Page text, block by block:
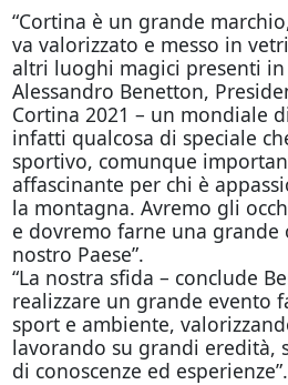
“Cortina è un grande
va valorizzato e messo in
altri luoghi magici presenti
Alessandro Benetton,
Cortina 2021 – un mondiale
infatti qualcosa di speciale
sportivo, comunque
affascinante per chi è
la montagna. Avremo gli
e dovremo farne una grande
nostro Paese”.
“La nostra sfida – conclude
realizzare un grande evento
sport e ambiente,
lavorando su grandi eredità,
di conoscenze ed esperienze”.